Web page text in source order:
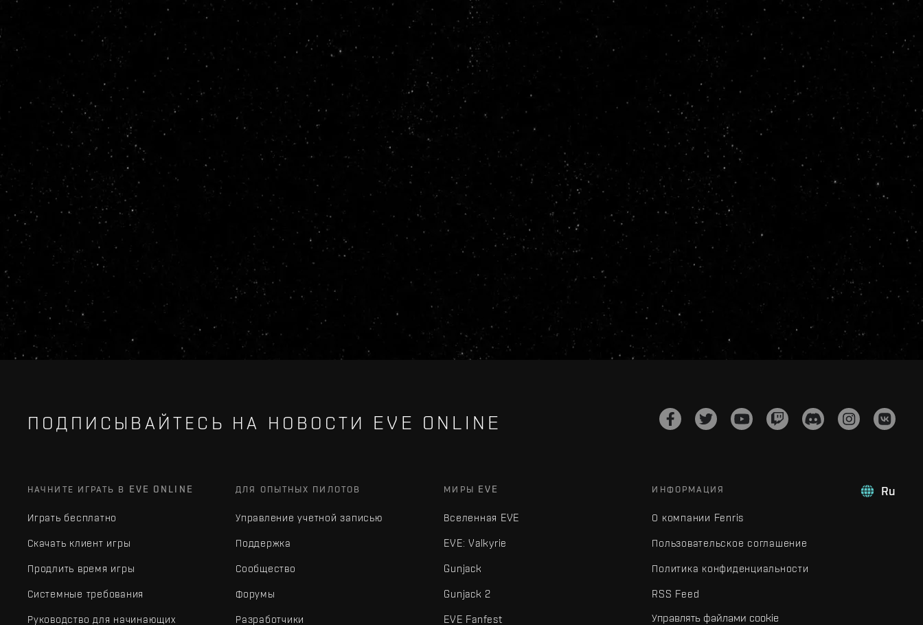
ПОДПИСЫВАЙТЕСЬ НА НОВОСТИ EVE ONLINE
Ru
НАЧНИТЕ ИГРАТЬ В EVE ONLINE
Играть бесплатно
Скачать клиент игры
Продлить время игры
Системные требования
Руководство для начинающих
ДЛЯ ОПЫТНЫХ ПИЛОТОВ
Управление учетной записью
Поддержка
Сообщество
Форумы
Разработчики
МИРЫ EVE
Вселенная EVE
EVE: Valkyrie
Gunjack
Gunjack 2
EVE Fanfest
ИНФОРМАЦИЯ
О компании Fenris
Пользовательское соглашение
Политика конфиденциальности
RSS Feed
Управлять файлами cookie